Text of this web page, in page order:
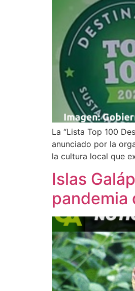
La “Lista Top 100
anunciado por la
la cultura local que
Islas
pandemia